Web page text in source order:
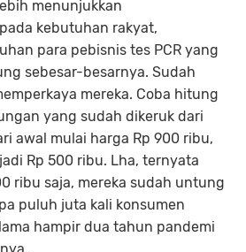
menunjukkan
kebutuhan rakyat,
para pebisnis tes PCR yang
sebesar-besarnya. Sudah
mereka. Coba hitung
yang sudah dikeruk dari
awal mulai harga Rp 900 ribu,
Rp 500 ribu. Lha, ternyata
ribu saja, mereka sudah untung
puluh juta kali konsumen
hampir dua tahun pandemi